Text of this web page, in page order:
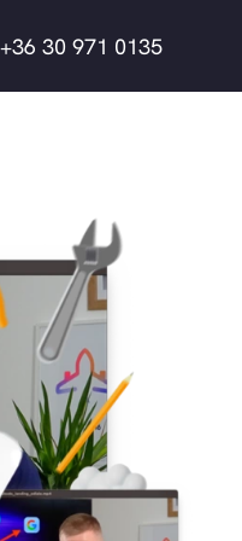
30 971 0135